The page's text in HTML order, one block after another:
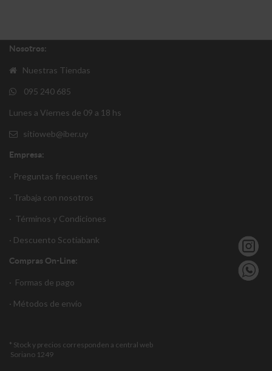
Nosotros:
Nuestras Tiendas
095 240 685
Lunes a Viernes de 09 a 18 hs
sitioweb@iber.uy
Empresa:
· Preguntas frecuentes
· Trabaja con nosotros
· Términos y Condiciones
· Descuento Scotiabank
Compras On-Line:
· Formas de pago
· Métodos de envío
* Stock y precios corresponden a central web
Soriano 1249